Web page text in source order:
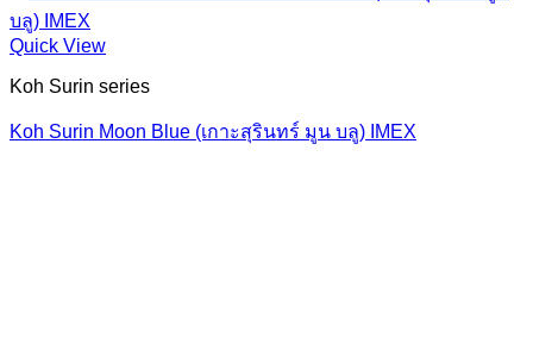
Quick View
Koh Surin series
Koh Surin Moon Blue (เกาะสุรินทร์ มูน บลู) IMEX